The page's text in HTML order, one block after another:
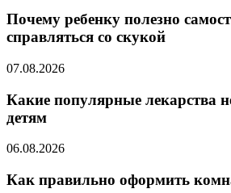
Почему ребенку полезно
справляться со скукой
07.08.2026
Какие популярные лекарства
детям
06.08.2026
Как правильно оформить